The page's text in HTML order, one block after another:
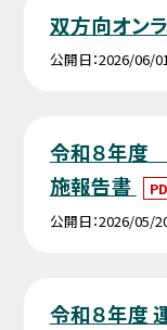
双方向オン
公開日 2026/06/
令和８年
施報告書
公開日 2026/05/
令和８年度